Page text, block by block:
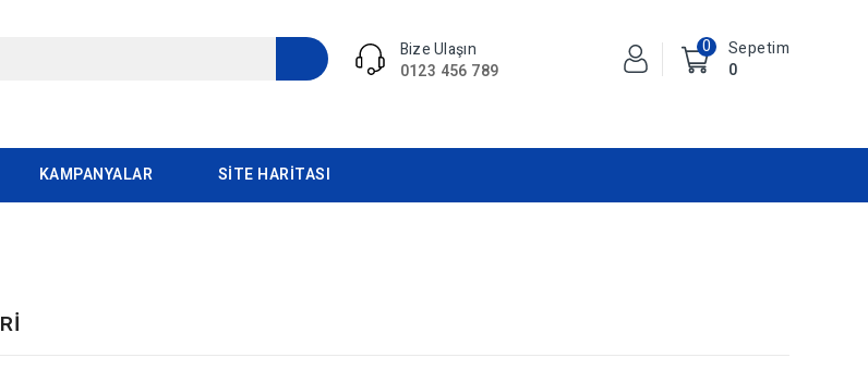
Sepetim
0
0
Bize Ulaşın
0123 456 789
KAMPANYALAR SITE HARITASI